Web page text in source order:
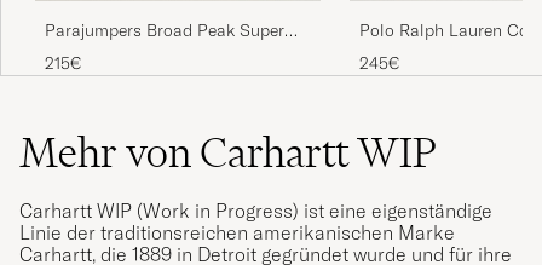
Parajumpers Broad Peak Super
Easy Half Zip Sweatshirt Ash Grey
Melange
215€
Polo Ralph Lauren
Pullover Half Zip
245€
Mehr von Carhartt WIP
Carhartt WIP (Work in Progress) ist eine eigenständige
Linie der traditionsreichen amerikanischen Marke
Carhartt, die 1889 in Detroit gegründet wurde und für ihre